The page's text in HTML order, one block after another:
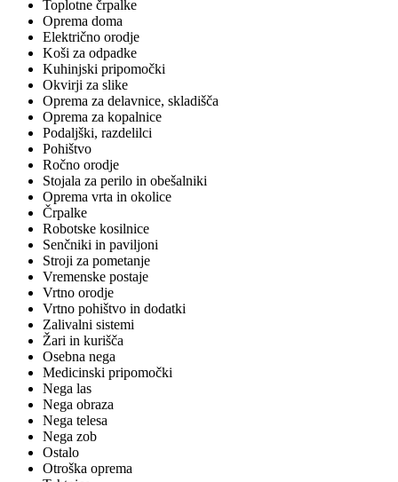
Toplotne črpalke
Oprema doma
Električno orodje
Koši za odpadke
Kuhinjski pripomočki
Okvirji za slike
Oprema za delavnice, skladišča
Oprema za kopalnice
Podaljški, razdelilci
Pohištvo
Ročno orodje
Stojala za perilo in obešalniki
Oprema vrta in okolice
Črpalke
Robotske kosilnice
Senčniki in paviljoni
Stroji za pometanje
Vremenske postaje
Vrtno orodje
Vrtno pohištvo in dodatki
Zalivalni sistemi
Žari in kurišča
Osebna nega
Medicinski pripomočki
Nega las
Nega obraza
Nega telesa
Nega zob
Ostalo
Otroška oprema